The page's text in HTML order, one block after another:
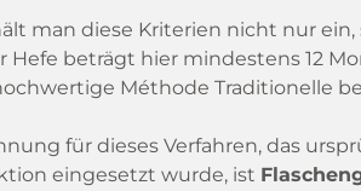
man diese Kriterien nicht nur
Hefe beträgt hier mindestens 12
Méthode Traditionelle
für dieses Verfahren, das
eingesetzt wurde, ist